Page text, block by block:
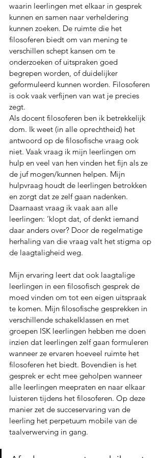
waarin leerlingen met elkaar in gesprek
kunnen en samen naar verheldering
kunnen zoeken. De ruimte die het
filosoferen biedt om van mening te
verschillen schept kansen om te
onderzoeken of uitspraken goed
begrepen worden, of duidelijker
geformuleerd kunnen worden. Filosoferen
is ook vaak verfijnen van wat je precies
zegt.
Als docent filosoferen ben ik betrekkelijk
dom. Ik weet (in alle oprechtheid) het
antwoord op de filosofische vraag ook
niet. Vaak vraag ik mijn leerlingen om
hulp en veel van hen vinden het fijn als ze
de juf mogen/kunnen helpen. Mijn
hulpvraag houdt de leerlingen betrokken
en zorgt dat ze zelf gaan nadenken.
Daarnaast vraag ik vaak aan alle
leerlingen: ‘klopt dat, of denkt iemand
daar anders over? Door de regelmatige
herhaling van die vraag valt het stigma op
de laagtaligheid weg.
Mijn ervaring leert dat ook laagtalige
leerlingen in een filosofisch gesprek de
moed vinden om tot een eigen uitspraak
te komen. Mijn filosofische gesprekken in
verschillende schakelklassen en met
groepen ISK leerlingen hebben me doen
inzien dat leerlingen zelf gaan formuleren
wanneer ze ervaren hoeveel ruimte het
filosoferen het biedt. Bovendien is het
gesprek er echt mee geholpen wanneer
alle leerlingen meepraten en naar elkaar
luisteren tijdens het filosoferen. Op deze
manier zet de succeservaring van de
leerling het perpetuum mobile van de
taalverwerving in gang.